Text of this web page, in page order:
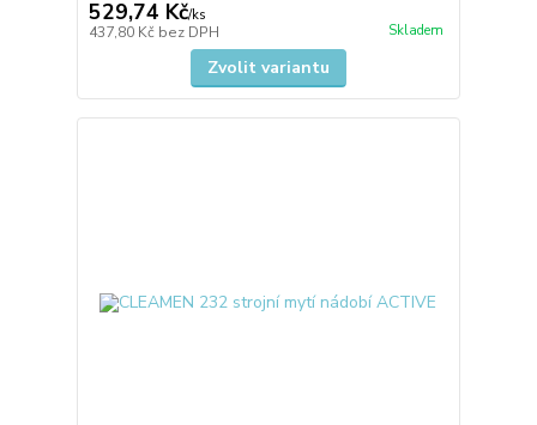
529,74 Kč/ks
437,80 Kč bez DPH Skladem
Zvolit variantu